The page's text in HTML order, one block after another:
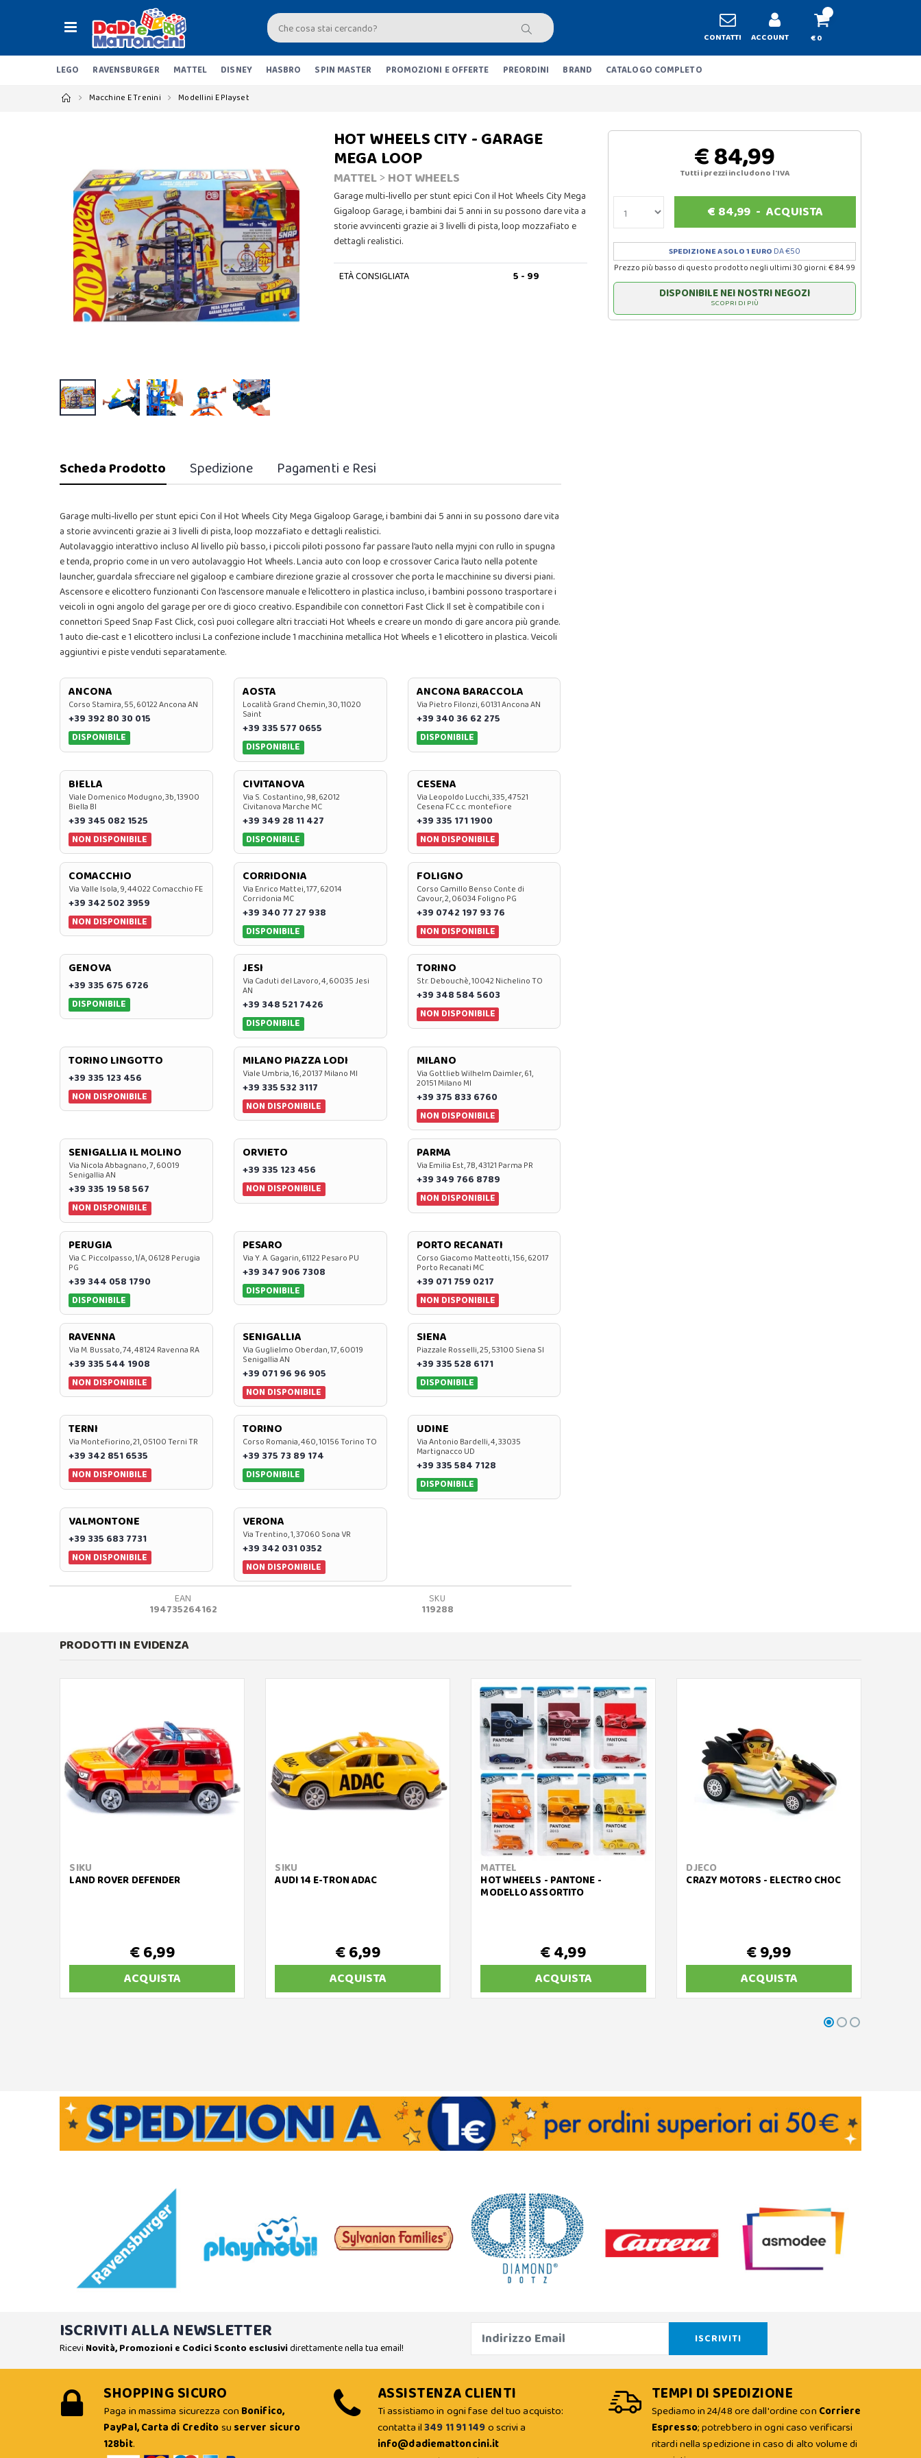
CONTATTI ACCOUNT € 0
LEGO RAVENSBURGER MATTEL DISNEY HASBRO SPIN MASTER PROMOZIONI E OFFERTE PREORDINI BRAND CATALOGO COMPLETO
Macchine E Trenini Modellini E Playset
HOT WHEELS CITY - GARAGE
MEGA LOOP
MATTEL> HOT WHEELS
Garage multi-livello per stunt epici Con il Hot Wheels City Mega
Gigaloop Garage, i bambini dai 5 anni in su possono dare vita a
storie avvincenti grazie ai 3 livelli di pista, loop mozzafiato e
dettagli realistici.
ETÀ CONSIGLIATA 5 - 99
€ 84,99
Tutti i prezzi includono l'IVA
€ 84,99- ACQUISTA
SPEDIZIONE A SOLO 1 EURO DA €50
Prezzo più basso di questo prodotto negli ultimi 30 giorni: € 84.99
DISPONIBILE NEI NOSTRI NEGOZI
SCOPRI DI PIÙ
Scheda Prodotto Spedizione Pagamenti e Resi
Garage multi-livello per stunt epici Con il Hot Wheels City Mega Gigaloop Garage, i bambini dai 5 anni in su possono dare vita
a storie avvincenti grazie ai 3 livelli di pista, loop mozzafiato e dettagli realistici.
Autolavaggio interattivo incluso Al livello più basso, i piccoli piloti possono far passare l’auto nella myjni con rullo in spugna
e tenda, proprio come in un vero autolavaggio Hot Wheels. Lancia auto con loop e crossover Carica l’auto nella potente
launcher, guardala sfrecciare nel gigaloop e cambiare direzione grazie al crossover che porta le macchinine su diversi piani.
Ascensore e elicottero funzionanti Con l’ascensore manuale e l’elicottero in plastica incluso, i bambini possono trasportare i
veicoli in ogni angolo del garage per ore di gioco creativo. Espandibile con connettori Fast Click Il set è compatibile con i
connettori Speed Snap Fast Click, così puoi collegare altri tracciati Hot Wheels e creare un mondo di gare ancora più grande.
1 auto die-cast e 1 elicottero inclusi La confezione include 1 macchinina metallica Hot Wheels e 1 elicottero in plastica. Veicoli
aggiuntivi e piste venduti separatamente.
ANCONA
Corso Stamira, 55, 60122 Ancona AN
+39 392 80 30 015
DISPONIBILE
AOSTA
Località Grand Chemin, 30, 11020
Saint
+39 335 577 0655
DISPONIBILE
ANCONA BARACCOLA
Via Pietro Filonzi, 60131 Ancona AN
+39 340 36 62 275
DISPONIBILE
BIELLA
Viale Domenico Modugno, 3b, 13900
Biella BI
+39 345 082 1525
NON DISPONIBILE
CIVITANOVA
Via S. Costantino, 98, 62012
Civitanova Marche MC
+39 349 28 11 427
DISPONIBILE
CESENA
Via Leopoldo Lucchi, 335, 47521
Cesena FC c.c. montefiore
+39 335 171 1900
NON DISPONIBILE
COMACCHIO
Via Valle Isola, 9, 44022 Comacchio FE
+39 342 502 3959
NON DISPONIBILE
CORRIDONIA
Via Enrico Mattei, 177, 62014
Corridonia MC
+39 340 77 27 938
DISPONIBILE
FOLIGNO
Corso Camillo Benso Conte di
Cavour, 2, 06034 Foligno PG
+39 0742 197 93 76
NON DISPONIBILE
GENOVA
+39 335 675 6726
DISPONIBILE
JESI
Via Caduti del Lavoro, 4, 60035 Jesi
AN
+39 348 521 7426
DISPONIBILE
TORINO
Str. Debouchè, 10042 Nichelino TO
+39 348 584 5603
NON DISPONIBILE
TORINO LINGOTTO
+39 335 123 456
NON DISPONIBILE
MILANO PIAZZA LODI
Viale Umbria, 16, 20137 Milano MI
+39 335 532 3117
NON DISPONIBILE
MILANO
Via Gottlieb Wilhelm Daimler, 61,
20151 Milano MI
+39 375 833 6760
NON DISPONIBILE
SENIGALLIA IL MOLINO
Via Nicola Abbagnano, 7, 60019
Senigallia AN
+39 335 19 58 567
NON DISPONIBILE
ORVIETO
+39 335 123 456
NON DISPONIBILE
PARMA
Via Emilia Est, 7B, 43121 Parma PR
+39 349 766 8789
NON DISPONIBILE
PERUGIA
Via C. Piccolpasso, 1/A, 06128 Perugia
PG
+39 344 058 1790
DISPONIBILE
PESARO
Via Y. A. Gagarin, 61122 Pesaro PU
+39 347 906 7308
DISPONIBILE
PORTO RECANATI
Corso Giacomo Matteotti, 156, 62017
Porto Recanati MC
+39 071 759 0217
NON DISPONIBILE
RAVENNA
Via M. Bussato, 74, 48124 Ravenna RA
+39 335 544 1908
NON DISPONIBILE
SENIGALLIA
Via Guglielmo Oberdan, 17, 60019
Senigallia AN
+39 071 96 96 905
NON DISPONIBILE
SIENA
Piazzale Rosselli, 25, 53100 Siena SI
+39 335 528 6171
DISPONIBILE
TERNI
Via Montefiorino, 21, 05100 Terni TR
+39 342 851 6535
NON DISPONIBILE
TORINO
Corso Romania, 460, 10156 Torino TO
+39 375 73 89 174
DISPONIBILE
UDINE
Via Antonio Bardelli, 4, 33035
Martignacco UD
+39 335 584 7128
DISPONIBILE
VALMONTONE
+39 335 683 7731
NON DISPONIBILE
VERONA
Via Trentino, 1, 37060 Sona VR
+39 342 031 0352
NON DISPONIBILE
EAN
194735264162
SKU
119288
PRODOTTI IN EVIDENZA
SIKU
LAND ROVER DEFENDER
€ 6,99
ACQUISTA
SIKU
AUDI 14 E-TRON ADAC
€ 6,99
ACQUISTA
MATTEL
HOT WHEELS - PANTONE -
MODELLO ASSORTITO
€ 4,99
ACQUISTA
DJECO
CRAZY MOTORS - ELECTRO CHOC
€ 9,99
ACQUISTA
ISCRIVITI ALLA NEWSLETTER
Ricevi Novità, Promozioni e Codici Sconto esclusividirettamente nella tua email!
SHOPPING SICURO
Paga in massima sicurezza con Bonifico,
PayPal, Carta di Creditosu server sicuro
128bit.
ASSISTENZA CLIENTI
Ti assistiamo in ogni fase del tuo acquisto:
contatta il349 11 91 149o scrivi a
info@dadiemattoncini.it
TEMPI DI SPEDIZIONE
Spediamo in 24/48 ore dall'ordine con Corriere
Espresso; potrebbero in ogni caso verificarsi
ritardi nella spedizione in caso di alto volume di